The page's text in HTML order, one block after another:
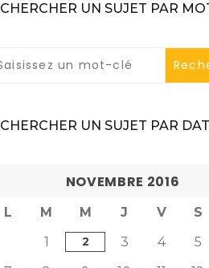
CHERCHER UN SUJET PAR
CHERCHER UN SUJET PAR
NOVEMBRE 2016
L M M J V S
1
2 3 4 5